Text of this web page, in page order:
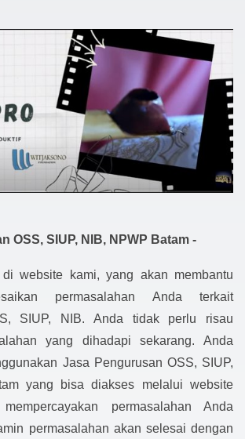
OSS, SIUP, NIB, NPWP Batam -
website kami, yang akan membantu
permasalahan Anda terkait
SIUP, NIB. Anda tidak perlu risau
yang dihadapi sekarang. Anda
Jasa Pengurusan OSS, SIUP,
yang bisa diakses melalui website
permasalahan Anda
permasalahan akan selesai dengan